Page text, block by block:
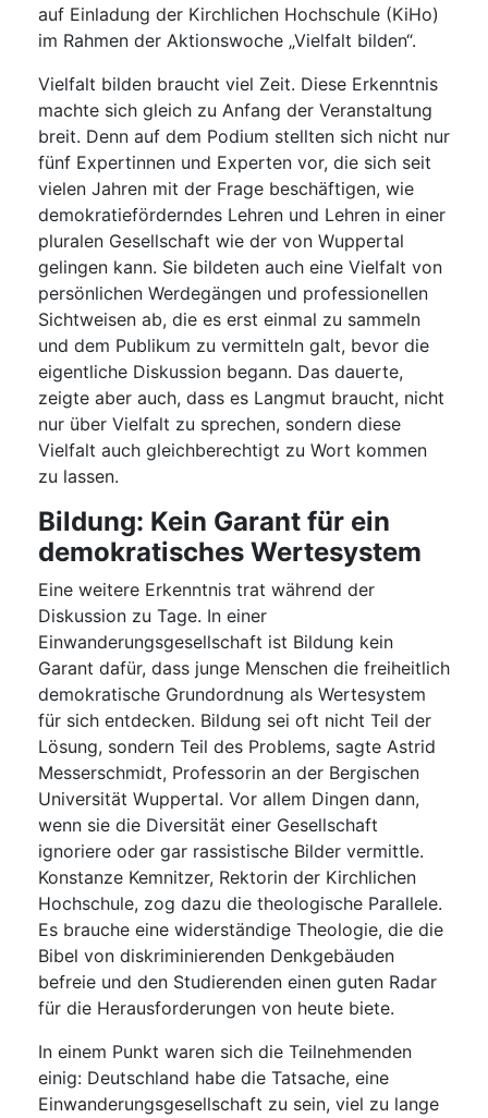
auf Einladung der Kirchlichen Hochschule (KiHo)
im Rahmen der Aktionswoche „Vielfalt bilden“.
Vielfalt bilden braucht viel Zeit. Diese Erkenntnis
machte sich gleich zu Anfang der Veranstaltung
breit. Denn auf dem Podium stellten sich nicht nur
fünf Expertinnen und Experten vor, die sich seit
vielen Jahren mit der Frage beschäftigen, wie
demokratieförderndes Lehren und Lehren in einer
pluralen Gesellschaft wie der von Wuppertal
gelingen kann. Sie bildeten auch eine Vielfalt von
persönlichen Werdegängen und professionellen
Sichtweisen ab, die es erst einmal zu sammeln
und dem Publikum zu vermitteln galt, bevor die
eigentliche Diskussion begann. Das dauerte,
zeigte aber auch, dass es Langmut braucht, nicht
nur über Vielfalt zu sprechen, sondern diese
Vielfalt auch gleichberechtigt zu Wort kommen
zu lassen.
Bildung: Kein Garant für ein
demokratisches Wertesystem
Eine weitere Erkenntnis trat während der
Diskussion zu Tage. In einer
Einwanderungsgesellschaft ist Bildung kein
Garant dafür, dass junge Menschen die freiheitlich
demokratische Grundordnung als Wertesystem
für sich entdecken. Bildung sei oft nicht Teil der
Lösung, sondern Teil des Problems, sagte Astrid
Messerschmidt, Professorin an der Bergischen
Universität Wuppertal. Vor allem Dingen dann,
wenn sie die Diversität einer Gesellschaft
ignoriere oder gar rassistische Bilder vermittle.
Konstanze Kemnitzer, Rektorin der Kirchlichen
Hochschule, zog dazu die theologische Parallele.
Es brauche eine widerständige Theologie, die die
Bibel von diskriminierenden Denkgebäuden
befreie und den Studierenden einen guten Radar
für die Herausforderungen von heute biete.
In einem Punkt waren sich die Teilnehmenden
einig: Deutschland habe die Tatsache, eine
Einwanderungsgesellschaft zu sein, viel zu lange